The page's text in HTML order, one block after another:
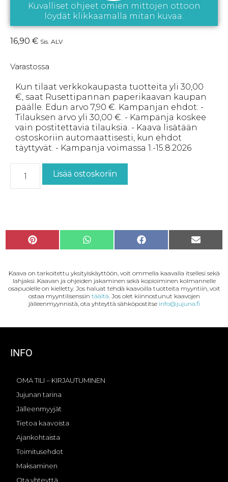
Kuvalliset ohjeet omien mittojen ottoon
löydät klikkaamalla mitan kuvaa.
16,90 € Sis. ALV
Varastossa
Kun tilaat verkkokaupasta tuotteita yli 30,00
€, saat Rusettipannan paperikaavan kaupan
päälle. Edun arvo 7,90 €. Kampanjan ehdot: -
Tilauksen arvo yli 30,00 €. - Kampanja koskee
vain postitettavia tilauksia. - Kaava lisätään
ostoskoriin automaattisesti, kun ehdot
täyttyvät. - Kampanja voimassa 1.-15.8.2026
Lisää ostoskoriin
P
t
e
r
e
t
W
t
s
A
p
F
e
b
o
o
S
k
ö
t
Kaava on tarkoitettu yksityiskäyttöön, voit ommella kaavalla itsellesi sekä
lahjaksi. Kaavan ja ohjeiden jakaminen sekä kopioiminen kolmannelle
osapuolelle on kielletty. Jos haluat tehdä kaavoilla tuotteita myyntiin, voit
ostaa myyntilisenssin täältä. Jos olet kiinnostunut kaavojen
jälleenmyynnistä, ota yhteyttä sähköpostitse info@jujuna.fi
INFO
OMA TILI – KIRJAUTUMINEN
Jujunan tarina
Jälleenmyyjät
Tietoa kaavoista
Ajankohtaista
Toimitusehdot
Maksaminen
Ota yhteyttä